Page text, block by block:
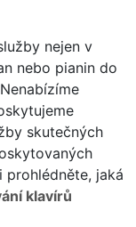
nejen v
nebo pianin do
skutečných
prohlédněte, jaká
klavírů